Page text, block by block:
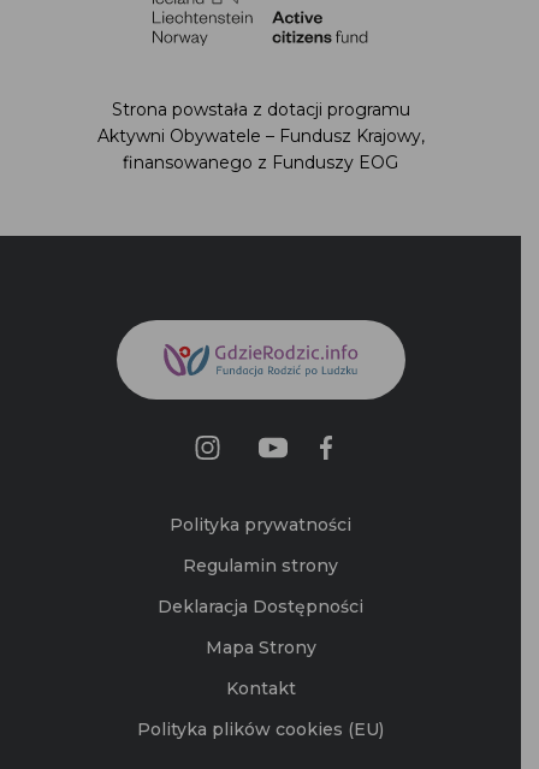
Strona powstała z dotacji programu
Aktywni Obywatele – Fundusz Krajowy,
finansowanego z Funduszy EOG
Polityka prywatności
Regulamin strony
Deklaracja Dostępności
Mapa Strony
Kontakt
Polityka plików cookies (EU)